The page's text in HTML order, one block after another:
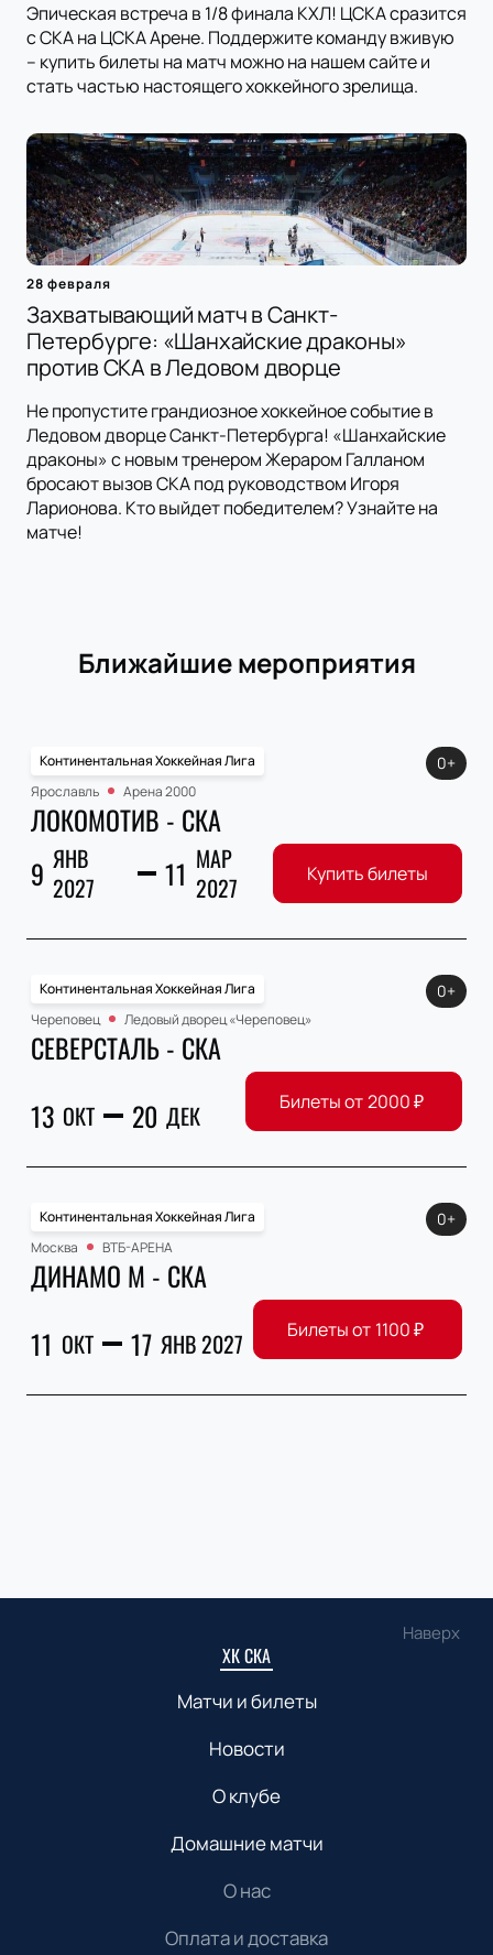
Эпическая встреча в 1/8 финала КХЛ! ЦСКА сразится
с СКА на ЦСКА Арене. Поддержите команду вживую
– купить билеты на матч можно на нашем сайте и
стать частью настоящего хоккейного зрелища.
28 февраля
Захватывающий матч в Санкт-
Петербурге: «Шанхайские драконы»
против СКА в Ледовом дворце
Не пропустите грандиозное хоккейное событие в
Ледовом дворце Санкт-Петербурга! «Шанхайские
драконы» с новым тренером Жераром Галланом
бросают вызов СКА под руководством Игоря
Ларионова. Кто выйдет победителем? Узнайте на
матче!
Ближайшие мероприятия
Континентальная Хоккейная Лига
Ярославль
Арена 2000
ЛОКОМОТИВ - СКА
9 ЯНВ
2027
11 МАР
2027
0+
Купить билеты
Континентальная Хоккейная Лига
Череповец
Ледовый дворец «Череповец»
СЕВЕРСТАЛЬ - СКА
13 ОКТ 20 ДЕК
0+
Билеты от2000₽
Континентальная Хоккейная Лига
Москва
ВТБ-АРЕНА
ДИНАМО М - СКА
11 ОКТ 17 ЯНВ 2027
0+
Билеты от 1100₽
Наверх
ХК СКА
Матчи и билеты
Новости
О клубе
Домашние матчи
О нас
Оплата и доставка